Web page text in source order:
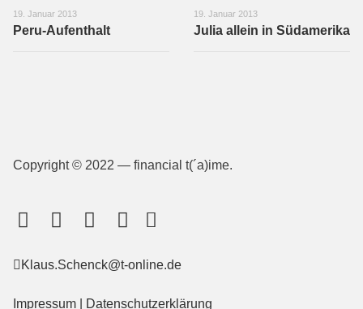
19. Januar 2013
Peru-Aufenthalt
19. Januar 2013
Julia allein in Südamerika
Copyright © 2022 — financial t(´a)ime.
Klaus.Schenck@t-online.de
Impressum Datenschutzerklärung